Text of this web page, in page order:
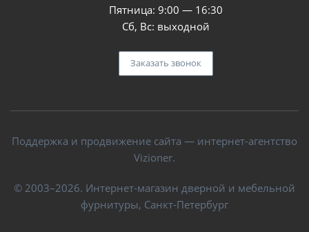
Пятница: 9:00 — 16:30
Сб, Вс: выходной
Заказать звонок
Поддержка и продвижение сайта — интернет-агентство
Vizioner.
© 2003–2026. Интернет-магазин дверной и мебельной
фурнитуры, Санкт-Петербург